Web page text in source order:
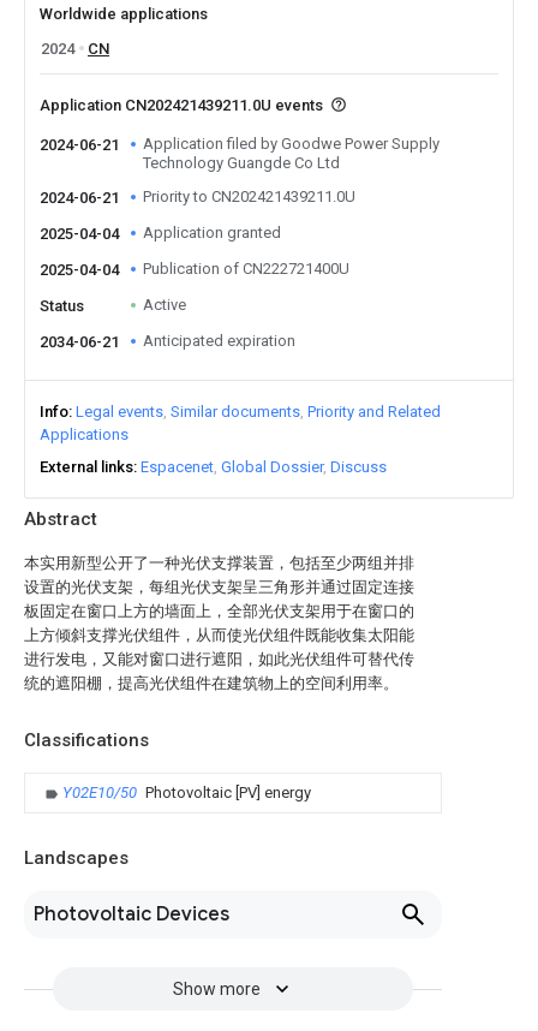
Abstract
本实用新型公开了一种光伏支撑装置，包括至少两组并排
设置的光伏支架，每组光伏支架呈三角形并通过固定连接
板固定在窗口上方的墙面上，全部光伏支架用于在窗口的
上方倾斜支撑光伏组件，从而使光伏组件既能收集太阳能
进行发电，又能对窗口进行遮阳，如此光伏组件可替代传
统的遮阳棚，提高光伏组件在建筑物上的空间利用率。
Classifications
Y02E10/50 Photovoltaic [PV] energy
Landscapes
Photovoltaic Devices
Show more
Worldwide applications
2024
CN
Application CN202421439211.0U events
2024-06-21
Application filed by Goodwe Power Supply
Technology Guangde Co Ltd
2024-06-21
Priority to CN202421439211.0U
2025-04-04 Application granted
2025-04-04 Publication of CN222721400U
Status Active
2034-06-21 Anticipated expiration
Info Legal events Similar documents Priority and Related
Applications
External links Espacenet Global Dossier Discuss